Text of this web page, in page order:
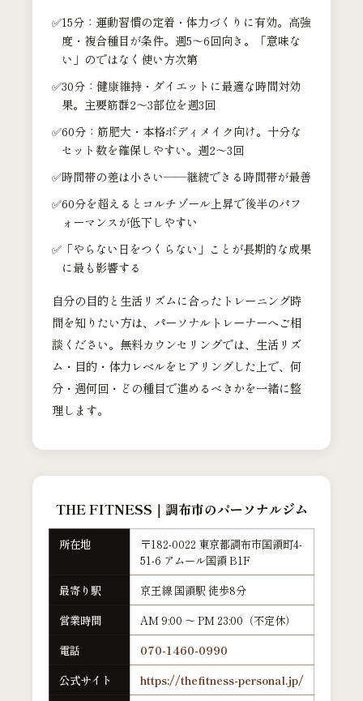
15分：運動習慣の定着・体力づくりに有効。高強
度・複合種目が条件。週5〜6回向き。「意味な
い」のではなく使い方次第
30分：健康維持・ダイエットに最適な時間対効
果。主要筋群2〜3部位を週3回
60分：筋肥大・本格ボディメイク向け。十分な
セット数を確保しやすい。週2〜3回
時間帯の差は小さい——継続できる時間帯が最善
60分を超えるとコルチゾール上昇で後半のパフ
ォーマンスが低下しやすい
「やらない日をつくらない」ことが長期的な成果
に最も影響する
自分の目的と生活リズムに合ったトレーニング時
間を知りたい方は、パーソナルトレーナーへご相
談ください。無料カウンセリングでは、生活リズ
ム・目的・体力レベルをヒアリングした上で、何
分・週何回・どの種目で進めるべきかを一緒に整
理します。
THE FITNESS｜調布市のパーソナルジム
所在地
〒182-0022 東京都調布市国領町4-
51-6 アムール国領 B1F
最寄り駅
京王線 国領駅 徒歩8分
営業時間
AM 9:00 ～ PM 23:00（不定休）
電話
070-1460-0990
公式サイト
https://thefitness-personal.jp/